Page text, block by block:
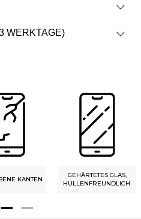
WERKTAGE)
GEHÄRTETES GLAS,
HÜLLENFREUNDLICH